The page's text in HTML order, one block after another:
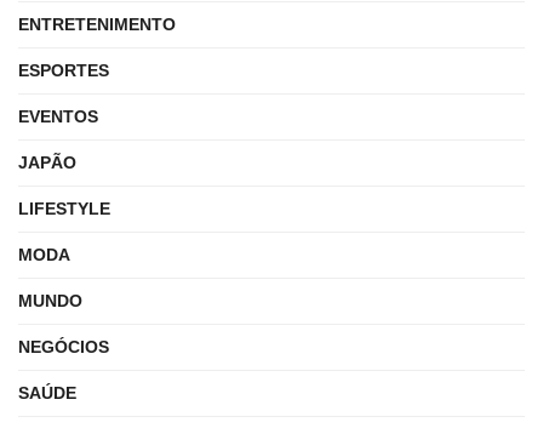
ENTRETENIMENTO
ESPORTES
EVENTOS
JAPÃO
LIFESTYLE
MODA
MUNDO
NEGÓCIOS
SAÚDE